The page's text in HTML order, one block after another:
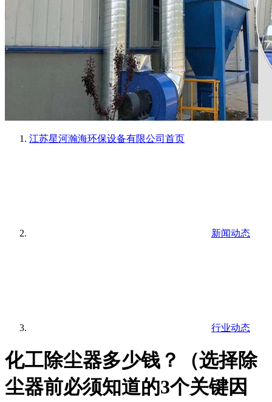
江苏星河瀚海环保设备有限公司 首页
新闻动态
行业动态
化工除尘器多少钱？（选择除
尘器前必须知道的3个关键因